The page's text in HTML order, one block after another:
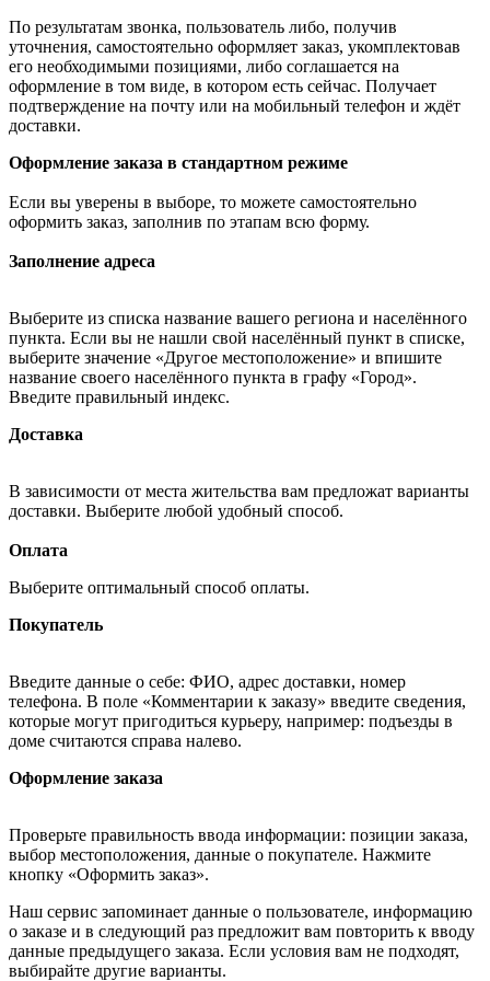
По результатам звонка, пользователь либо, получив
уточнения, самостоятельно оформляет заказ, укомплектовав
его необходимыми позициями, либо соглашается на
оформление в том виде, в котором есть сейчас. Получает
подтверждение на почту или на мобильный телефон и ждёт
доставки.
Оформление заказа в стандартном режиме
Если вы уверены в выборе, то можете самостоятельно
оформить заказ, заполнив по этапам всю форму.
Заполнение адреса
Выберите из списка название вашего региона и населённого
пункта. Если вы не нашли свой населённый пункт в списке,
выберите значение «Другое местоположение» и впишите
название своего населённого пункта в графу «Город».
Введите правильный индекс.
Доставка
В зависимости от места жительства вам предложат варианты
доставки. Выберите любой удобный способ.
Оплата
Выберите оптимальный способ оплаты.
Покупатель
Введите данные о себе: ФИО, адрес доставки, номер
телефона. В поле «Комментарии к заказу» введите сведения,
которые могут пригодиться курьеру, например: подъезды в
доме считаются справа налево.
Оформление заказа
Проверьте правильность ввода информации: позиции заказа,
выбор местоположения, данные о покупателе. Нажмите
кнопку «Оформить заказ».
Наш сервис запоминает данные о пользователе, информацию
о заказе и в следующий раз предложит вам повторить к вводу
данные предыдущего заказа. Если условия вам не подходят,
выбирайте другие варианты.